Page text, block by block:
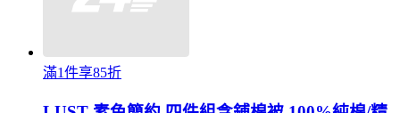
滿1件享85折